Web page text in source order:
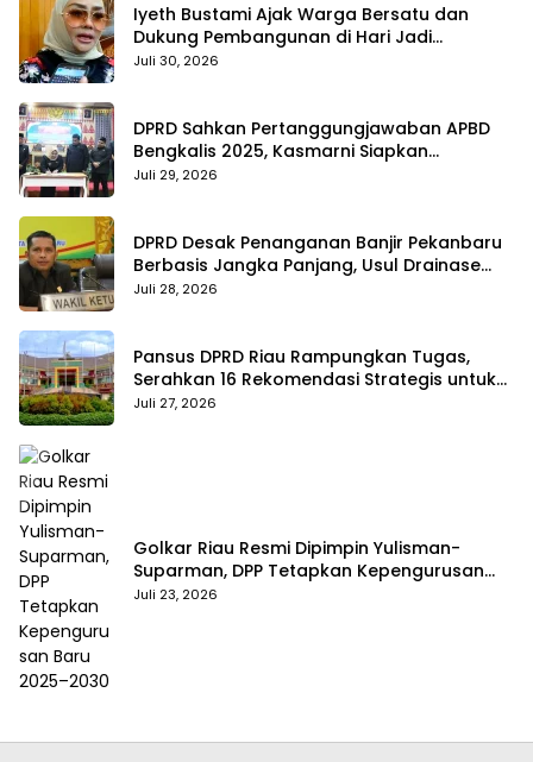
Iyeth Bustami Ajak Warga Bersatu dan
Dukung Pembangunan di Hari Jadi
Bengkalis ke-514
Juli 30, 2026
DPRD Sahkan Pertanggungjawaban APBD
Bengkalis 2025, Kasmarni Siapkan
Pemanfaatan SiLPA
Juli 29, 2026
DPRD Desak Penanganan Banjir Pekanbaru
Berbasis Jangka Panjang, Usul Drainase
Raksasa dan Kolam Retensi
Juli 28, 2026
Pansus DPRD Riau Rampungkan Tugas,
Serahkan 16 Rekomendasi Strategis untuk
Dongkrak Pendapatan Daerah
Juli 27, 2026
Golkar Riau Resmi Dipimpin Yulisman-
Suparman, DPP Tetapkan Kepengurusan
Baru 2025–2030
Juli 23, 2026